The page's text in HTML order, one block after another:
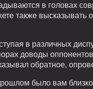
в головах
также высказывать
в различных
доводы
обратное,
было вам